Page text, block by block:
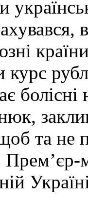
курс
та не